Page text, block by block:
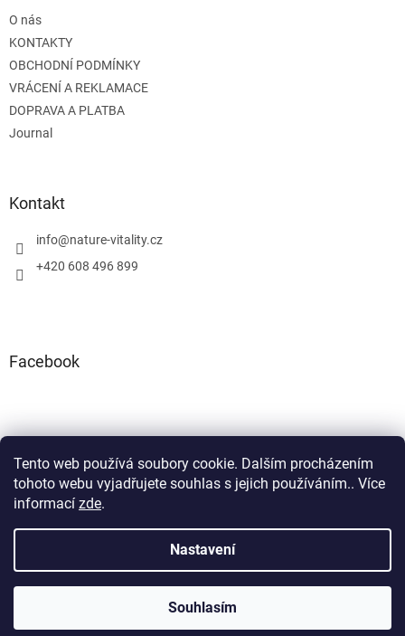
Tento web používá soubory cookie. Dalším procházením
tohoto webu vyjadřujete souhlas s jejich používáním.. Více
informací zde.
Nastavení
Souhlasím
O nás
KONTAKTY
OBCHODNÍ PODMÍNKY
VRÁCENÍ A REKLAMACE
DOPRAVA A PLATBA
Journal
Kontakt
info@nature-vitality.cz
+420 608 496 899
Facebook
Instagram
Vytvořil Shoptet
Nature Vitality. Všechna práva vyhrazena.